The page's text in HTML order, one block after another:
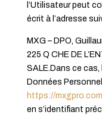
l’Utilisateur peut
écrit à l’adresse
MXG – DPO,
225 Q CHE DE
SALE.Dans ce
Données
https://
en s’identifiant